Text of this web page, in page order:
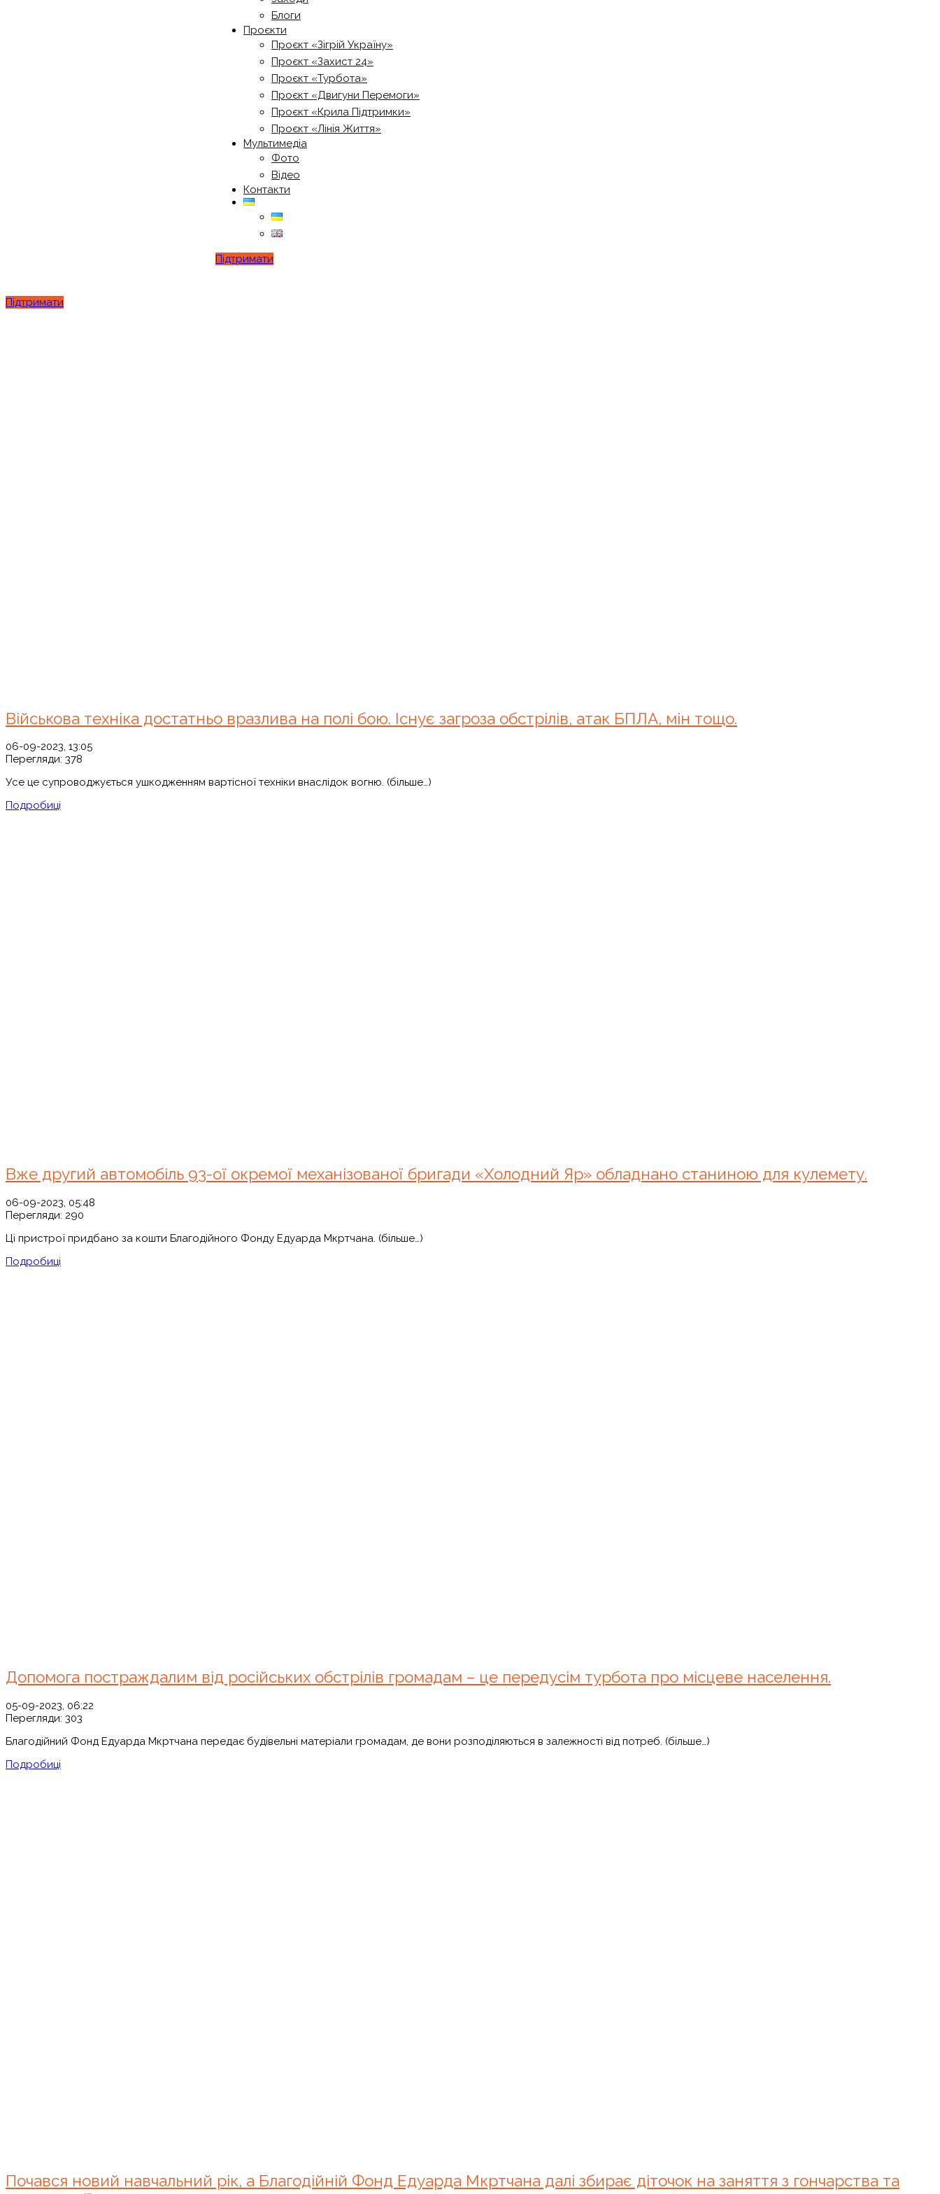
Блоги
Проєкти
Проєкт «Зігрій Україну»
Проєкт «Захист 24»
Проєкт «Турбота»
Проєкт «Двигуни Перемоги»
Проєкт «Крила Підтримки»
Проєкт «Лінія Життя»
Мультимедіа
Фото
Відео
Контакти
Підтримати
Підтримати
Військова техніка достатньо вразлива на полі бою. Існує загроза обстрілів, атак БПЛА, мін тощо.
06-09-2023, 13:05
Перегляди: 378
Усе це супроводжується ушкодженням вартісної техніки внаслідок вогню. (більше…)
Подробиці
Вже другий автомобіль 93-ої окремої механізованої бригади «Холодний Яр» обладнано станиною для кулемету.
06-09-2023, 05:48
Перегляди: 290
Ці пристрої придбано за кошти Благодійного Фонду Едуарда Мкртчана. (більше…)
Подробиці
Допомога постраждалим від російських обстрілів громадам – це передусім турбота про місцеве населення.
05-09-2023, 06:22
Перегляди: 303
Благодійний Фонд Едуарда Мкртчана передає будівельні матеріали громадам, де вони розподіляються в залежності від потреб. (більше…)
Подробиці
Почався новий навчальний рік, а Благодійній Фонд Едуарда Мкртчана далі збирає діточок на заняття з гончарства та